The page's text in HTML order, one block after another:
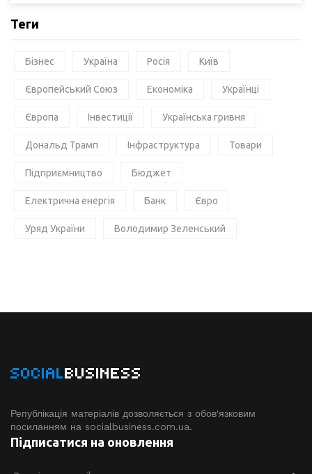
Теги
Бізнес Україна Росія Київ
Європейський Союз Економіка Українці
Європа Інвестиції Українська гривня
Дональд Трамп Інфраструктура Товари
Підприємництво Бюджет
Електрична енергія Банк Євро
Уряд України Володимир Зеленський
SOCIALBUSINESS
Републікація матеріалів дозволяється з обов'язковим
посиланням на socialbusiness.com.ua.
Підписатися на оновлення